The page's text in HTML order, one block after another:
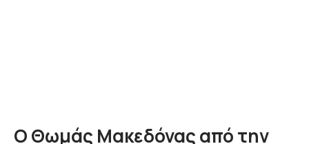
O Θωμάς Μακεδόνας από την